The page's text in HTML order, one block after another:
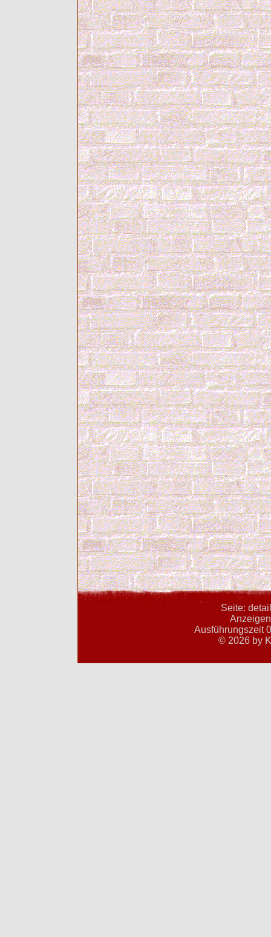
Seite:
Ausführungszeit
© 2026 by